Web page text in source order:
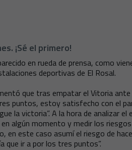
¡Sé el primero!
en rueda de prensa, como
deportivas de El Rosal.
que tras empatar el Vitoria
puntos, estoy satisfecho con el
la victoria”. A la hora de analizar
algún momento y medir los
en este caso asumí el riesgo de
que ir a por los tres puntos”.